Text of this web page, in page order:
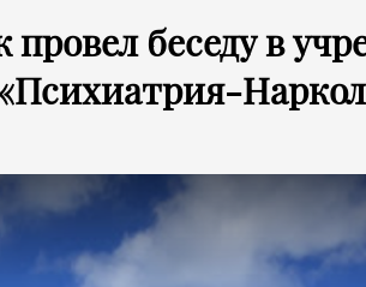
провел беседу в